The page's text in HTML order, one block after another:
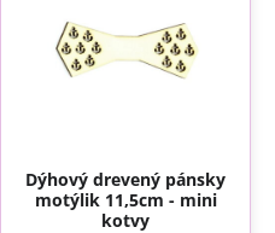
Dýhový drevený pánsky
motýlik 11,5cm - mini
kotvy